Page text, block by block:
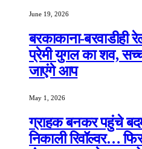
June 19, 2026
बरकाकाना-
प्रेमी युगल का शव,
जाएंगे आप
May 1, 2026
ग्राहक बनकर पहुंचे
निकाली रिवॉल्वर…